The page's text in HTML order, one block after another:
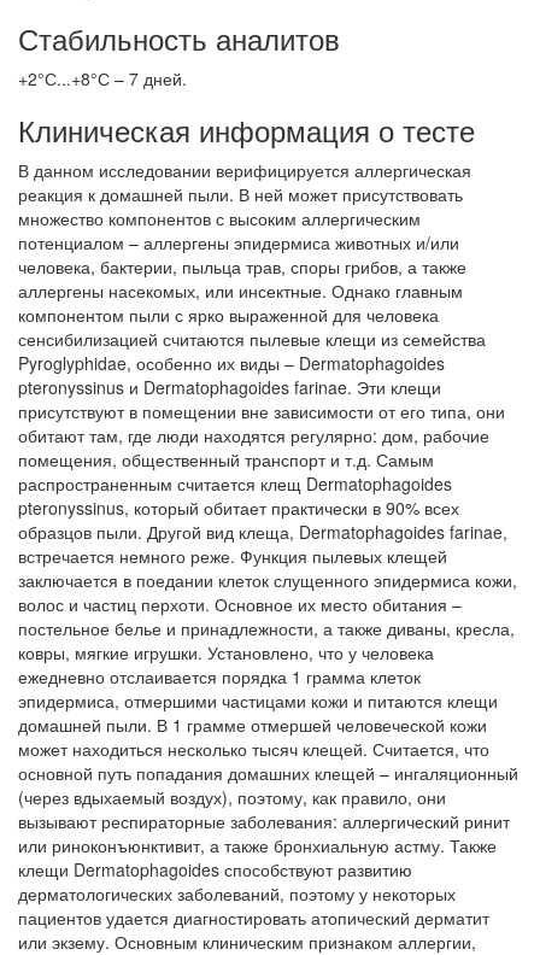
Стабильность аналитов
+2°С...+8°С – 7 дней.
Клиническая информация о тесте
В данном исследовании верифицируется аллергическая
реакция к домашней пыли. В ней может присутствовать
множество компонентов с высоким аллергическим
потенциалом – аллергены эпидермиса животных и/или
человека, бактерии, пыльца трав, споры грибов, а также
аллергены насекомых, или инсектные. Однако главным
компонентом пыли с ярко выраженной для человека
сенсибилизацией считаются пылевые клещи из семейства
Pyroglyphidae, особенно их виды – Dermatophagoides
pteronyssinus и Dermatophagoides farinae. Эти клещи
присутствуют в помещении вне зависимости от его типа, они
обитают там, где люди находятся регулярно: дом, рабочие
помещения, общественный транспорт и т.д. Самым
распространенным считается клещ Dermatophagoides
pteronyssinus, который обитает практически в 90% всех
образцов пыли. Другой вид клеща, Dermatophagoides farinae,
встречается немного реже. Функция пылевых клещей
заключается в поедании клеток слущенного эпидермиса кожи,
волос и частиц перхоти. Основное их место обитания –
постельное белье и принадлежности, а также диваны, кресла,
ковры, мягкие игрушки. Установлено, что у человека
ежедневно отслаивается порядка 1 грамма клеток
эпидермиса, отмершими частицами кожи и питаются клещи
домашней пыли. В 1 грамме отмершей человеческой кожи
может находиться несколько тысяч клещей. Считается, что
основной путь попадания домашних клещей – ингаляционный
(через вдыхаемый воздух), поэтому, как правило, они
вызывают респираторные заболевания: аллергический ринит
или риноконъюнктивит, а также бронхиальную астму. Также
клещи Dermatophagoides способствуют развитию
дерматологических заболеваний, поэтому у некоторых
пациентов удается диагностировать атопический дерматит
или экзему. Основным клиническим признаком аллергии,